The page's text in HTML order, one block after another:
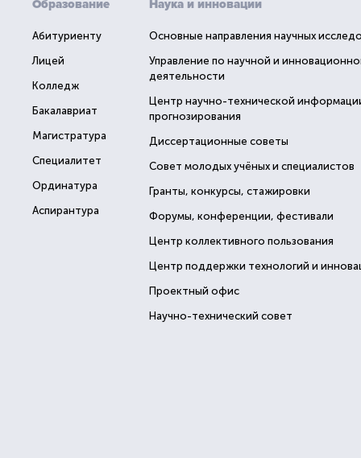
Образование
Абитуриенту
Лицей
Колледж
Бакалавриат
Магистратура
Специалитет
Ординатура
Аспирантура
Наука и инновации
Основные направления научных
Управление по научной и
деятельности
Центр научно-технической
прогнозирования
Диссертационные советы
Совет молодых учёных и специалистов
Гранты, конкурсы, стажировки
Форумы, конференции, фестивали
Центр коллективного пользования
Центр поддержки технологий и
Проектный офис
Научно-технический совет